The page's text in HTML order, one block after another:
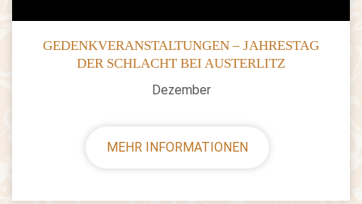
GEDENKVERANSTALTUNGEN – JAHRESTAG
DER SCHLACHT BEI AUSTERLITZ
Dezember
MEHR INFORMATIONEN